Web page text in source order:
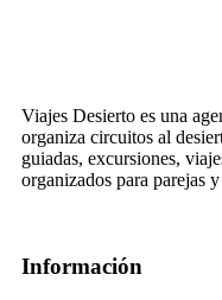
Viajes Desierto es una
organiza circuitos al
guiadas, excursiones,
organizados para parejas
Información